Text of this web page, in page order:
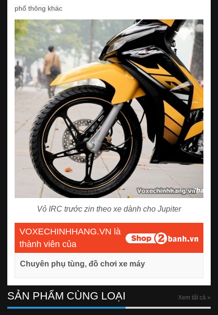
phổ thông khác
Vỏ IRC trước zin theo xe dành cho Jupiter
VOXECHINHHANG.VN là
thành viên của
Chuyên phụ tùng, đồ chơi xe máy
SẢN PHẨM CÙNG LOẠI Xem tất cả »